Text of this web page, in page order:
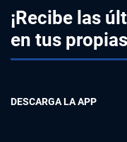
¡Recibe las
en tus
DESCARGA LA APP